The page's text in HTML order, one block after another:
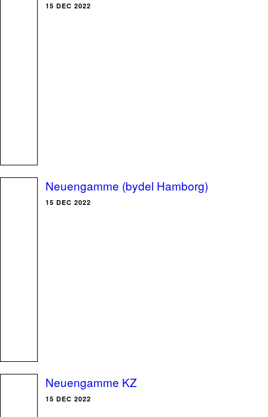
15 DEC 2022
Neuengamme (bydel Hamborg)
15 DEC 2022
Neuengamme KZ
15 DEC 2022